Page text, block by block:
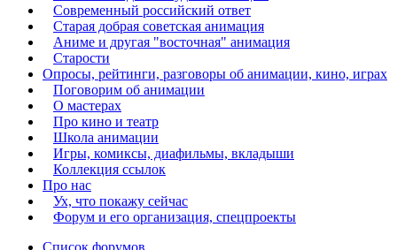
Современный российский ответ
Старая добрая советская анимация
Аниме и другая "восточная" анимация
Старости
Опросы, рейтинги, разговоры об анимации, кино, играх
Поговорим об анимации
О мастерах
Про кино и театр
Школа анимации
Игры, комиксы, диафильмы, вкладыши
Коллекция ссылок
Про нас
Ух, что покажу сейчас
Форум и его организация, спецпроекты
Список форумов